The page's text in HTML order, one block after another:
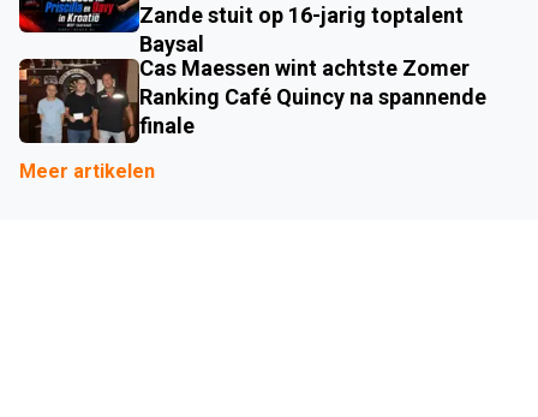
Zande stuit op 16-jarig toptalent
Baysal
Cas Maessen wint achtste Zomer
Ranking Café Quincy na spannende
finale
Meer artikelen